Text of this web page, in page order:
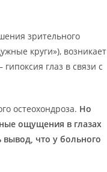
зрительного
круги»), возникает
глаз в связи с
остеохондроза. Но
ощущения в глазах
что у больного